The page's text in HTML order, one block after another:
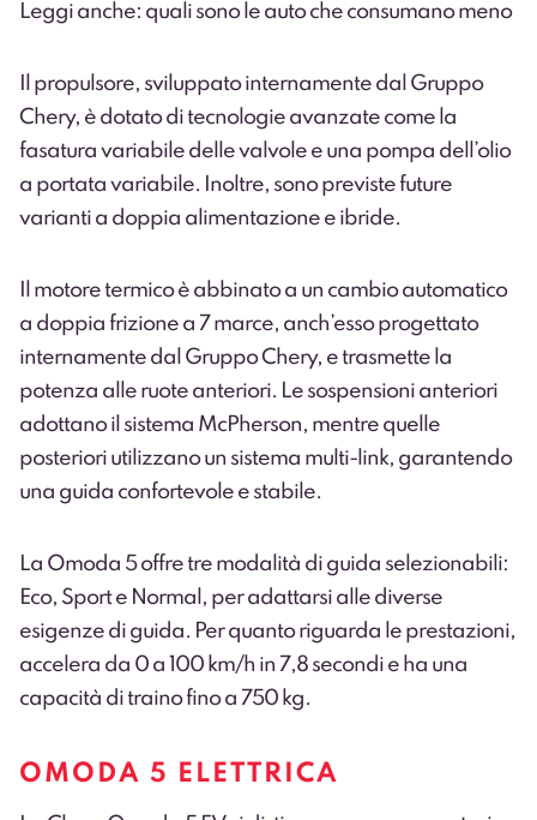
Leggi anche: quali sono le auto che consumano meno
Il propulsore, sviluppato internamente dal Gruppo
Chery, è dotato di tecnologie avanzate come la
fasatura variabile delle valvole e una pompa dell’olio
a portata variabile. Inoltre, sono previste future
varianti a doppia alimentazione e ibride.
Il motore termico è abbinato a un cambio automatico
a doppia frizione a 7 marce, anch’esso progettato
internamente dal Gruppo Chery, e trasmette la
potenza alle ruote anteriori. Le sospensioni anteriori
adottano il sistema McPherson, mentre quelle
posteriori utilizzano un sistema multi-link, garantendo
una guida confortevole e stabile.
La Omoda 5 offre tre modalità di guida selezionabili:
Eco, Sport e Normal, per adattarsi alle diverse
esigenze di guida. Per quanto riguarda le prestazioni,
accelera da 0 a 100 km/h in 7,8 secondi e ha una
capacità di traino fino a 750 kg.
OMODA 5 ELETTRICA